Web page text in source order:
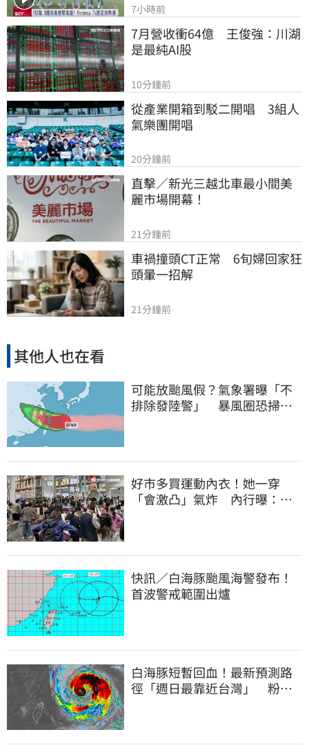
7小時前
7月營收衝64億　王俊強：川湖
是最純AI股
10分鐘前
從產業開箱到駁二開唱　3組人
氣樂團開唱
20分鐘前
直擊／新光三越北車最小間美
麗市場開幕！
21分鐘前
車禍撞頭CT正常　6旬婦回家狂
頭暈一招解
21分鐘前
其他人也在看
可能放颱風假？氣象署曝「不
排除發陸警」 暴風圈恐掃過2
好市多買運動內衣！她一穿
「會激凸」氣炸 內行曝：其
快訊／白海豚颱風海警發布！
首波警戒範圍出爐
白海豚短暫回血！最新預測路
徑「週日最靠近台灣」 粉